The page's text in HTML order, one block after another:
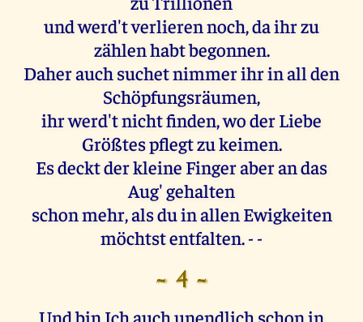
und werd't verlieren noch, da ihr zu
zählen habt begonnen.
Daher auch suchet nimmer ihr in all den
Schöpfungsräumen,
ihr werd't nicht finden, wo der Liebe
Größtes pflegt zu keimen.
Es deckt der kleine Finger aber an das
Aug' gehalten
schon mehr, als du in allen Ewigkeiten
möchtst entfalten. - -
- 4 -
Und bin Ich auch unendlich schon in